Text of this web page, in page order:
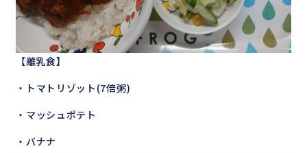
【離乳食】
・トマトリゾット(7倍粥)
・マッシュポテト
・バナナ